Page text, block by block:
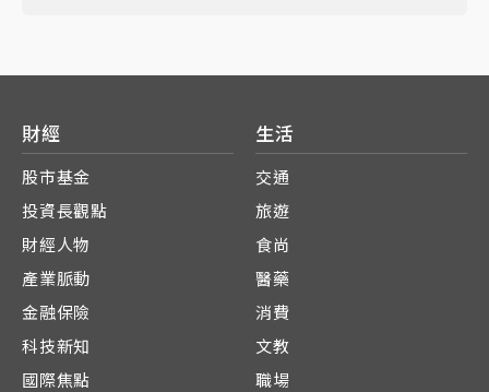
財經
股市基金
投資長觀點
財經人物
產業脈動
金融保險
科技新知
國際焦點
生活
交通
旅遊
食尚
醫藥
消費
文教
職場